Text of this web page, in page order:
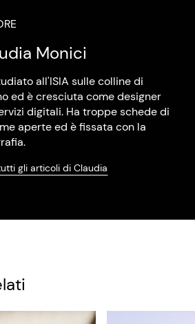
Monici
all'ISIA sulle colline di
ed è cresciuta come designer
digitali. Ha troppe schede di
aperte ed è fissata con la
gli articoli di Claudia